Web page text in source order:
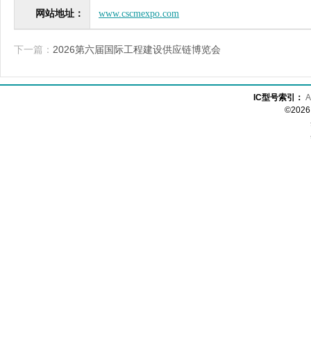
网站地址： www.cscmexpo.com
下一篇： 2026第六届国际工程建设供应链博览会
IC型号索引： A
©2026